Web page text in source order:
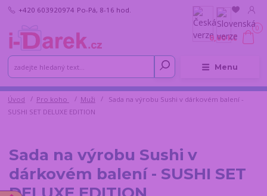
Menu
+420 603920974 Po-Pá, 8-16 hod.
0
0,00 Kč
Úvod Pro koho Muži
Sada na výrobu Sushi v dárkovém balení -
SUSHI SET DELUXE EDITION
Sada na výrobu Sushi v
dárkovém balení - SUSHI SET